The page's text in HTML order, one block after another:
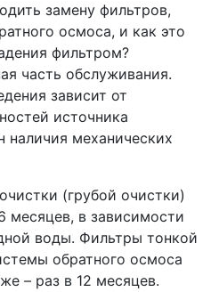
замену фильтров,
осмоса, и как это
фильтром?
часть обслуживания.
зависит от
источника
наличия механических
(грубой очистки)
месяцев, в зависимости
воды. Фильтры тонкой
обратного осмоса
– раз в 12 месяцев.